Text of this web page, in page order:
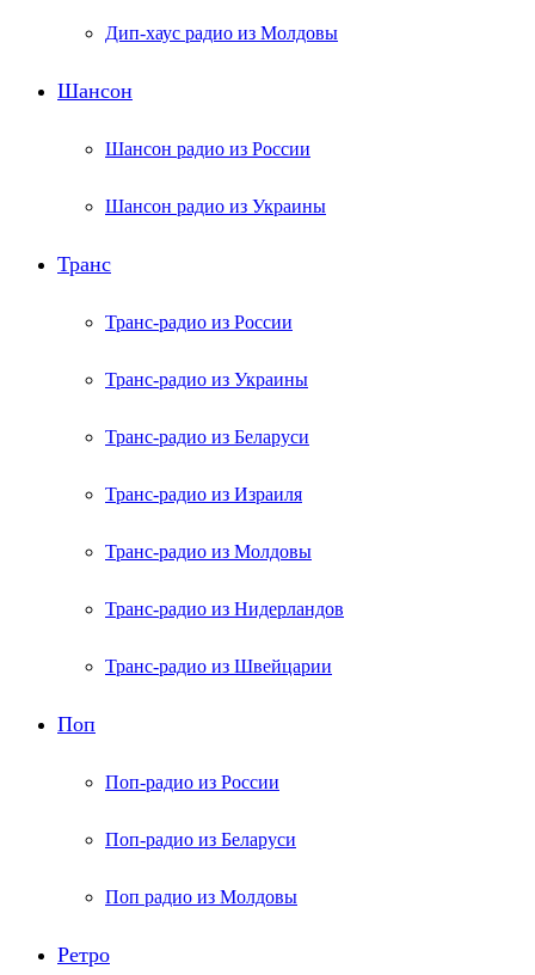
Дип-хаус радио из Молдовы
Шансон
Шансон радио из России
Шансон радио из Украины
Транс
Транс-радио из России
Транс-радио из Украины
Транс-радио из Беларуси
Транс-радио из Израиля
Транс-радио из Молдовы
Транс-радио из Нидерландов
Транс-радио из Швейцарии
Поп
Поп-радио из России
Поп-радио из Беларуси
Поп радио из Молдовы
Ретро